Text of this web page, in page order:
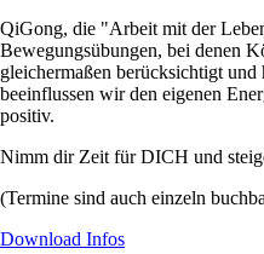
QiGong, die "Arbeit mit der
Bewegungsübungen, bei denen
gleichermaßen berücksichtigt
beeinflussen wir den eigenen
positiv.
Nimm dir Zeit für DICH und
(Termine sind auch einzeln
Download Infos